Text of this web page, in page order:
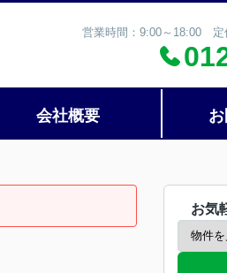
営業時間：9:00～18:00 定
会社概要
お気